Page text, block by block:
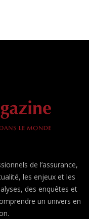
de l’assurance,
les enjeux et les
des enquêtes et
un univers en